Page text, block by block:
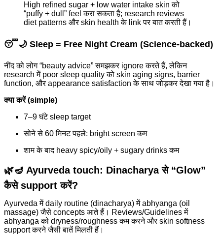
High refined sugar + low water intake skin को
“puffy + dull” feel करा सकता है; research reviews
diet patterns और skin health के link पर बात करती हैं।
😴🌙 Sleep = Free Night Cream (Science-backed)
नींद को लोग “beauty advice” समझकर ignore करते हैं, लेकिन
research में poor sleep quality को skin aging signs, barrier
function, और appearance satisfaction के साथ जोड़कर देखा गया है।
क्या करें (simple)
7–9 घंटे sleep target
सोने से 60 मिनट पहले: bright screen कम
शाम के बाद heavy spicy/oily + sugary drinks कम
🌿🪔 Ayurveda touch: Dinacharya से “Glow”
कैसे support करें?
Ayurveda में daily routine (dinacharya) में abhyanga (oil
massage) जैसे concepts आते हैं। Reviews/Guidelines में
abhyanga को dryness/roughness कम करने और skin softness
support करने जैसी बातें मिलती हैं।